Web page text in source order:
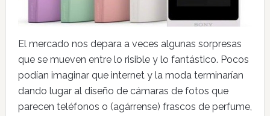
El mercado nos depara a veces algunas sorpresas
que se mueven entre lo risible y lo fantástico. Pocos
podían imaginar que internet y la moda terminarían
dando lugar al diseño de cámaras de fotos que
parecen teléfonos o (agárrense) frascos de perfume,